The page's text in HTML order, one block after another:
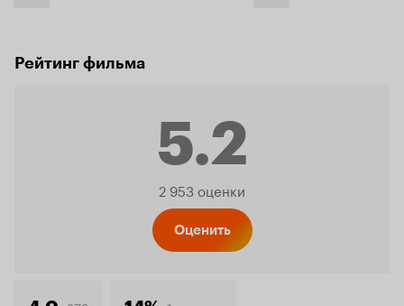
Рейтинг фильма
5.2
Рейтинг
2 953 оценки
Оценить